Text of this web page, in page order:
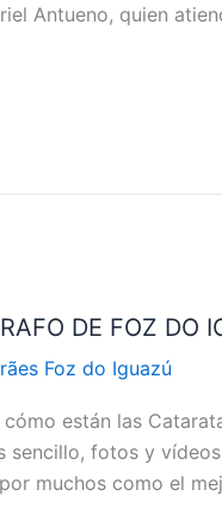
Antueno, quien
DE FOZ DO
Foz do Iguazú
están las
fotos y
muchos como el